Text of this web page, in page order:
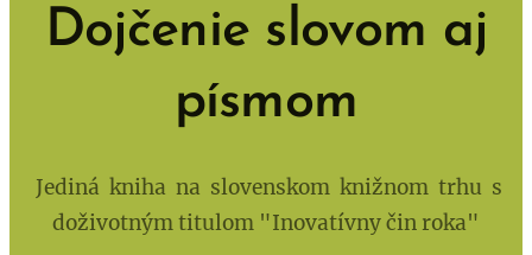
Dojčenie slovom aj
písmom
Jediná kniha na slovenskom knižnom trhu s
doživotným titulom "Inovatívny čin roka"